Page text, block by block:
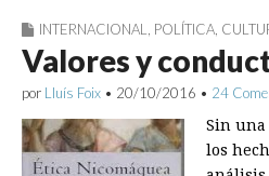
INTERNACIONAL, POLÍTICA,
Valores y
por Lluís Foix • 20/10/2016 • 24
Sin
los